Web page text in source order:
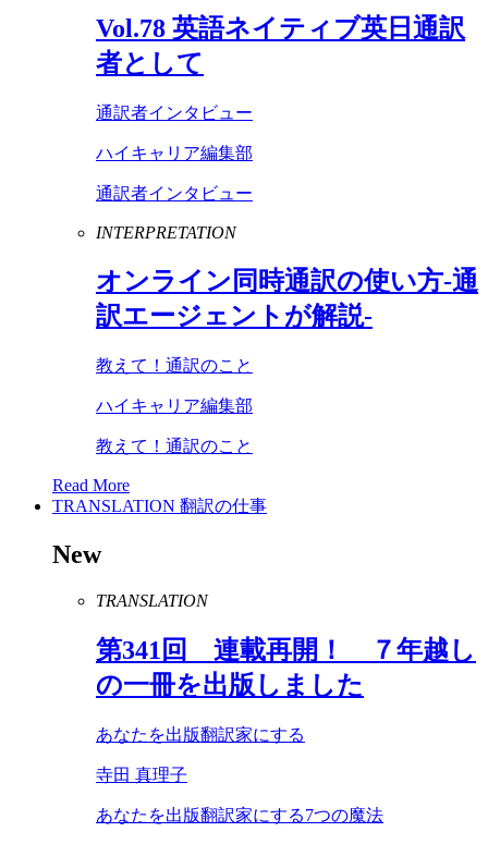
Vol.78 英語ネイティブ英日通訳
者として
通訳者インタビュー
ハイキャリア編集部
通訳者インタビュー
INTERPRETATION
オンライン同時通訳の使い方-通
訳エージェントが解説-
教えて！通訳のこと
ハイキャリア編集部
教えて！通訳のこと
Read More
TRANSLATION 翻訳の仕事
New
TRANSLATION
第341 回 連載再開！ ７年越し
の一冊を出版しました
あなたを出版翻訳家にする
寺田 真理子
あなたを出版翻訳家にする7つの魔法